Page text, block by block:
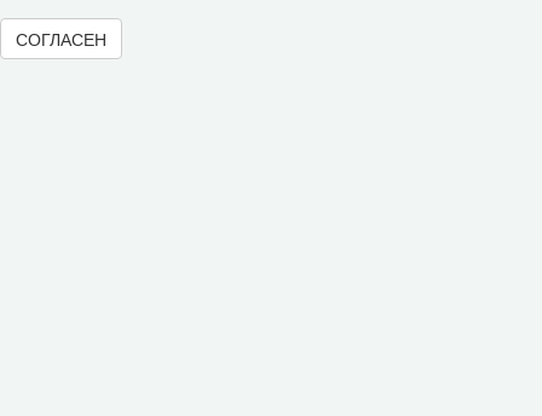
вызовы и региональное развитие в зеркале
социологических измерений»
СОГЛАСЕН